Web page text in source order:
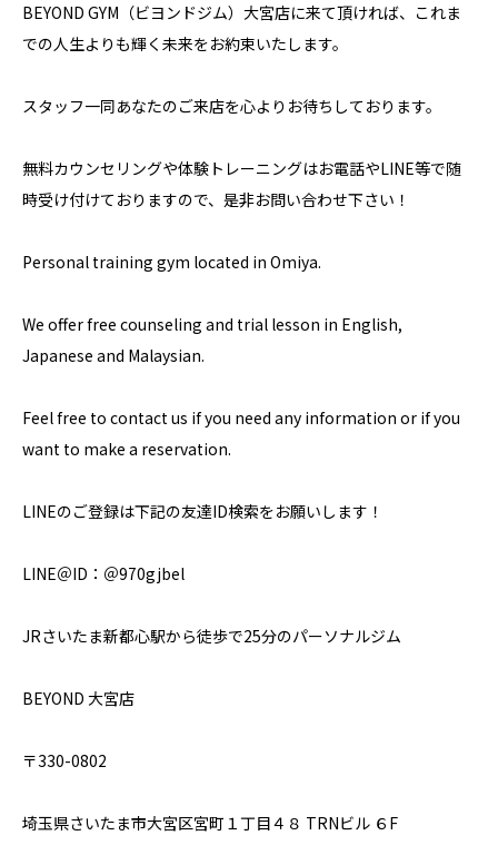
BEYOND GYM（ビヨンドジム）大宮店に来て頂ければ、これま
での人生よりも輝く未来をお約束いたします。
スタッフ一同あなたのご来店を心よりお待ちしております。
無料カウンセリングや体験トレーニングはお電話やLINE等で随
時受け付けておりますので、是非お問い合わせ下さい！
Personal training gym located in Omiya.
We offer free counseling and trial lesson in English,
Japanese and Malaysian.
Feel free to contact us if you need any information or if you
want to make a reservation.
LINEのご登録は下記の友達ID検索をお願いします！
LINE＠ID：＠970gjbel
JRさいたま新都心駅から徒歩で25分のパーソナルジム
BEYOND 大宮店
〒330-0802
埼玉県さいたま市大宮区宮町１丁目４８ TRNビル ６F